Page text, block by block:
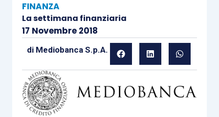
FINANZA
La settimana finanziaria
17 Novembre 2018
di Mediobanca S.p.A.